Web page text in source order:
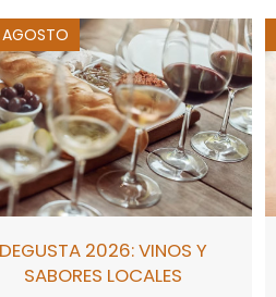
DEGUSTA 2026: VINOS Y
SABORES LOCALES